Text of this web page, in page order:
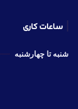
ساعات کاری
شنبه تا چهارشنبه